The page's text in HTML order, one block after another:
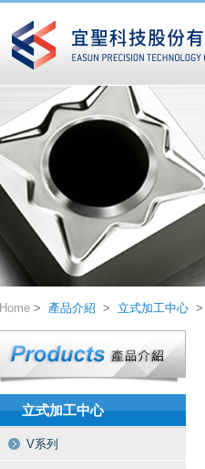
Home > 產品介紹 > 立式加工中心 >
立式加工中心
V系列